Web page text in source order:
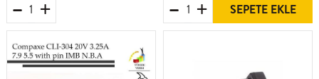
SEPETE EKLE